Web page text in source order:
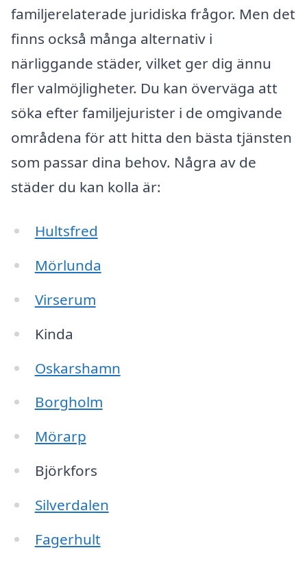
familjerelaterade juridiska frågor. Men det
finns också många alternativ i
närliggande städer, vilket ger dig ännu
fler valmöjligheter. Du kan överväga att
söka efter familjejurister i de omgivande
områdena för att hitta den bästa tjänsten
som passar dina behov. Några av de
städer du kan kolla är:
Hultsfred
Mörlunda
Virserum
Kinda
Oskarshamn
Borgholm
Mörarp
Björkfors
Silverdalen
Fagerhult